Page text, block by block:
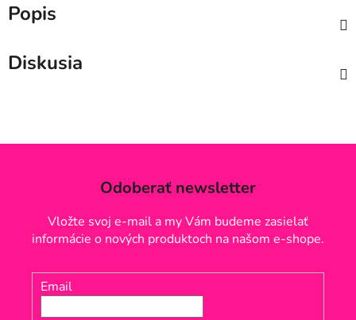
Popis
Diskusia
Odoberať newsletter
Vložte svoj e-mail a my Vám budeme zasielať
informácie o nových produktoch na našom e-shope.
Email